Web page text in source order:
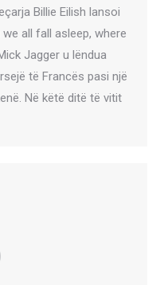
Billie Eilish lansoi
all fall asleep, where
Jagger u lëndua
të Francës pasi një
Në këtë ditë të vitit